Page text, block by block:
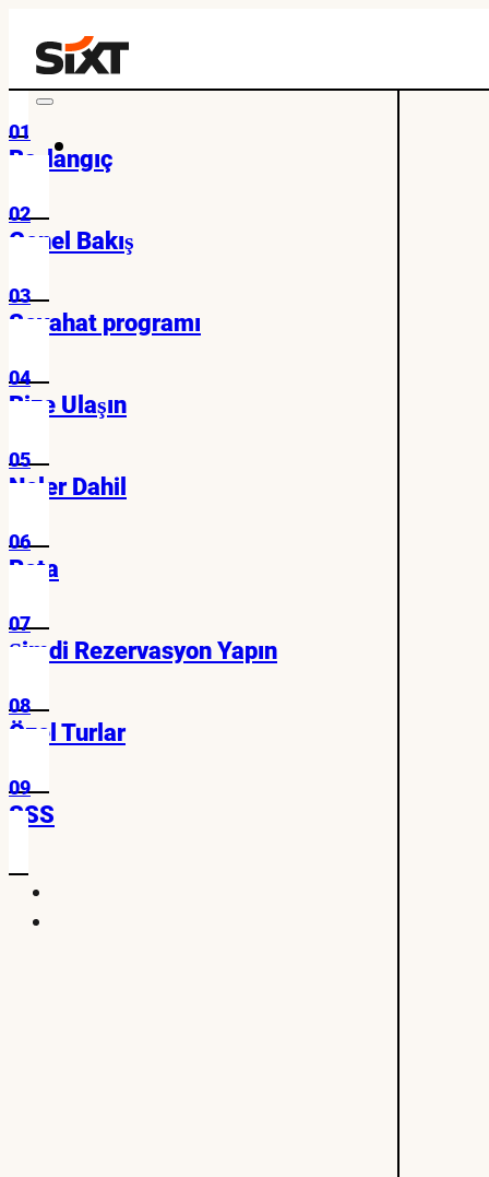
01
Başlangıç
02
Genel Bakış
03
Seyahat programı
04
Bize Ulaşın
05
Neler Dahil
06
Rota
07
Şimdi Rezervasyon Yapın
08
Özel Turlar
09
SSS